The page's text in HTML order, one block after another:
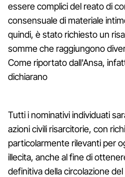
essere complici del reato di
consensuale di materiale
quindi, è stato richiesto un
somme che raggiungono
Come riportato dall'Ansa,
dichiarano
Tutti i nominativi individuati
azioni civili risarcitorie, con
particolarmente rilevanti per
illecita, anche al fine di
definitiva della circolazione